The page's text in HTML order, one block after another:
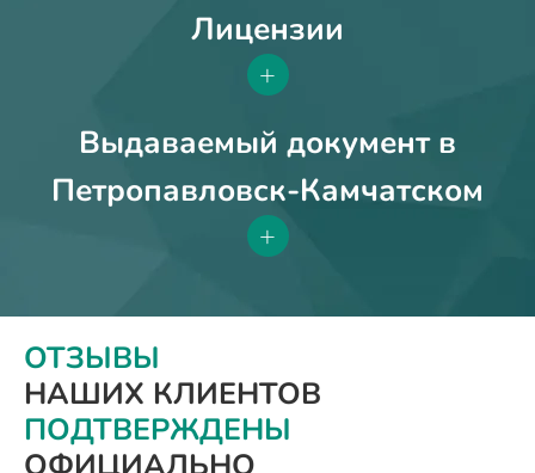
Лицензии
+
Выдаваемый документ в
Петропавловск-Камчатском
+
ОТЗЫВЫ
НАШИХ КЛИЕНТОВ
ПОДТВЕРЖДЕНЫ